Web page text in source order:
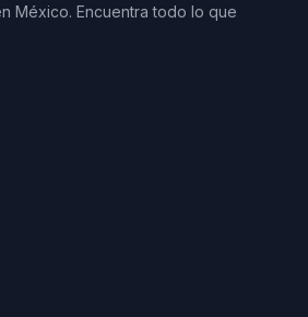
México. Encuentra todo lo que